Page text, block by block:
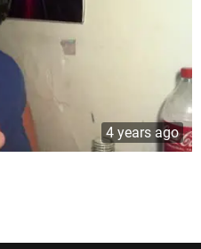
4 years ago